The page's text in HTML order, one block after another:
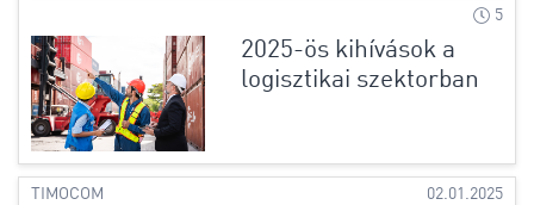
5
2025-ös kihívások a
logisztikai szektorban
TIMOCOM
02.01.2025